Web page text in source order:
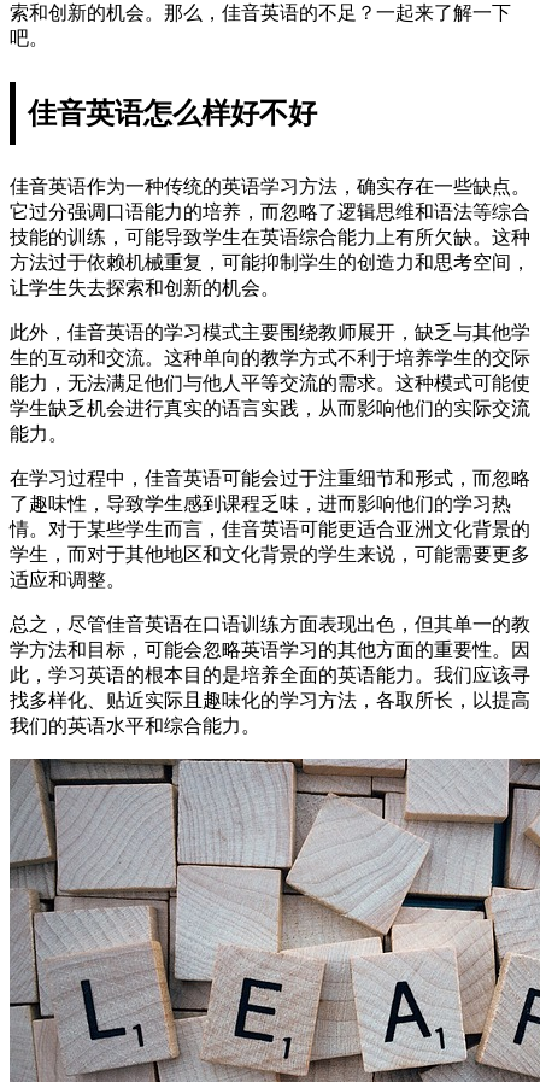
索和创新的机会。那么，佳音英语的不足？一起来了解一下
吧。
佳音英语怎么样好不好
佳音英语作为一种传统的英语学习方法，确实存在一些缺点。
它过分强调口语能力的培养，而忽略了逻辑思维和语法等综合
技能的训练，可能导致学生在英语综合能力上有所欠缺。这种
方法过于依赖机械重复，可能抑制学生的创造力和思考空间，
让学生失去探索和创新的机会。
此外，佳音英语的学习模式主要围绕教师展开，缺乏与其他学
生的互动和交流。这种单向的教学方式不利于培养学生的交际
能力，无法满足他们与他人平等交流的需求。这种模式可能使
学生缺乏机会进行真实的语言实践，从而影响他们的实际交流
能力。
在学习过程中，佳音英语可能会过于注重细节和形式，而忽略
了趣味性，导致学生感到课程乏味，进而影响他们的学习热
情。对于某些学生而言，佳音英语可能更适合亚洲文化背景的
学生，而对于其他地区和文化背景的学生来说，可能需要更多
适应和调整。
总之，尽管佳音英语在口语训练方面表现出色，但其单一的教
学方法和目标，可能会忽略英语学习的其他方面的重要性。因
此，学习英语的根本目的是培养全面的英语能力。我们应该寻
找多样化、贴近实际且趣味化的学习方法，各取所长，以提高
我们的英语水平和综合能力。